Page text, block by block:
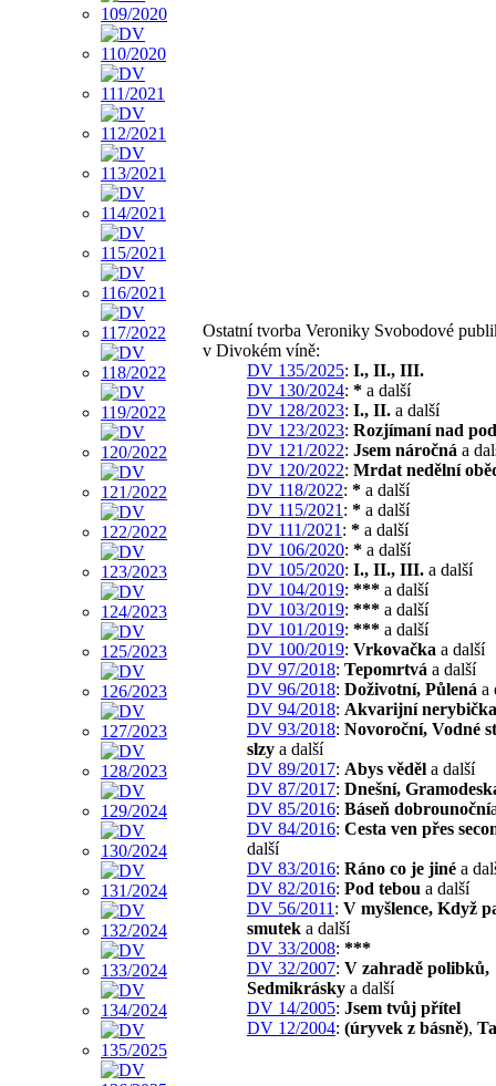
Ostatní tvorba Veroniky Svobodové
v Divokém víně:
DV 135/2025: I., II., III.
DV 130/2024: * a další
DV 128/2023: I., II. a další
DV 123/2023: Rozjímaní nad
DV 121/2022: Jsem náročná a
DV 120/2022: Mrdat nedělní
DV 118/2022: * a další
DV 115/2021 : * a další
DV 111/2021 : * a další
DV 106/2020: * a další
DV 105/2020: I., II., III. a další
DV 104/2019: *** a další
DV 103/2019: *** a další
DV 101/2019: *** a další
DV 100/2019: Vrkovačka a další
DV 97/2018: Tepomrtvá a další
DV 96/2018: Doživotní, Půlená a
DV 94/2018: Akvarijní nerybička
DV 93/2018: Novoroční, Vodné
slzy a další
DV 89/2017: Abys věděl a další
DV 87/2017: Dnešní,
DV 85/2016: Báseň dobrounoční
DV 84/2016: Cesta ven přes
další
DV 83/2016: Ráno co je jiné a
DV 82/2016: Pod tebou a další
DV 56/2011 : V myšlence, Když
smutek a další
DV 33/2008: ***
DV 32/2007: V zahradě polibků,
Sedmikrásky a další
DV 14/2005: Jsem tvůj přítel
DV 12/2004: (úryvek z básně),